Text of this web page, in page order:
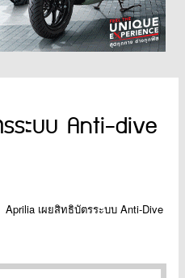
ระบบ Anti-dive
Aprilia เผยสิทธิบัตรระบบ Anti-Dive